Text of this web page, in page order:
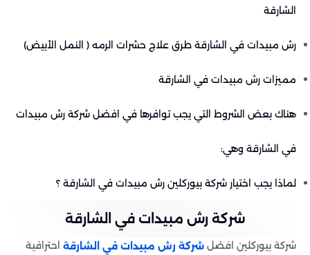
الشارقة
رش مبيدات في الشارقة طرق علاج حشرات الرمه ( النمل الأبيض)
مميزات رش مبيدات في الشارقة
هناك بعض الشروط التي يجب توافرها في افضل شركة رش مبيدات
في الشارقة وهي:
لماذا يجب اختيار شركة بيوركلين رش مبيدات في الشارقة ؟
شركة رش مبيدات في الشارقة
شركة بيوركلين افضل شركة رش مبيدات في الشارقة احترافية